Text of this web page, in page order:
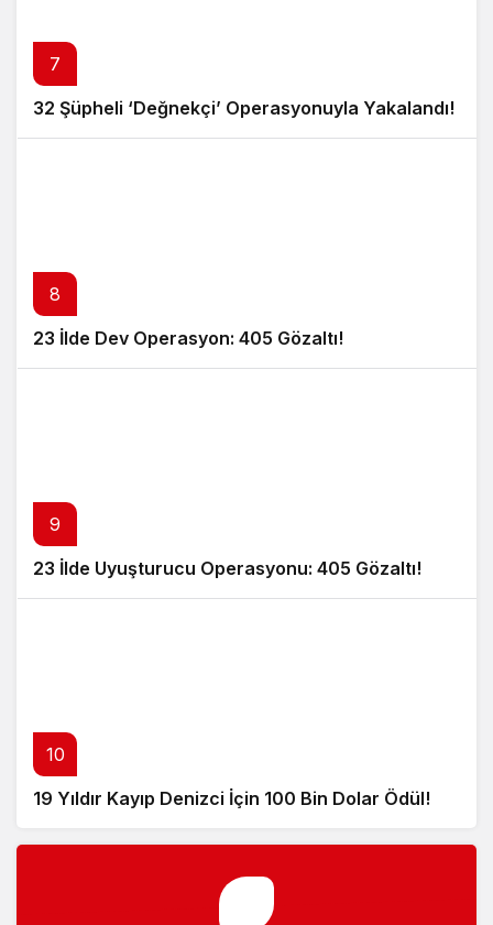
7
32 Şüpheli ‘Değnekçi’ Operasyonuyla Yakalandı!
8
23 İlde Dev Operasyon: 405 Gözaltı!
9
23 İlde Uyuşturucu Operasyonu: 405 Gözaltı!
10
19 Yıldır Kayıp Denizci İçin 100 Bin Dolar Ödül!